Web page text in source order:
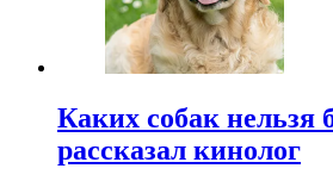
Каких собак нельзя
рассказал кинолог